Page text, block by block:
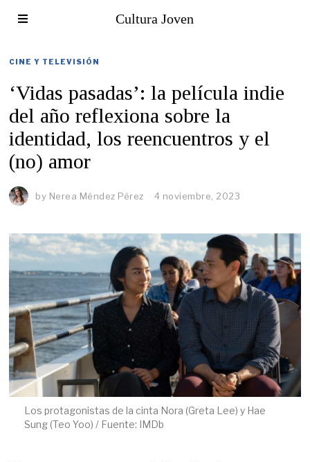
Cultura Joven
CINE Y TELEVISIÓN
‘Vidas pasadas’: la película indie
del año reflexiona sobre la
identidad, los reencuentros y el
(no) amor
by Nerea Méndez Pérez 4 noviembre, 2023
Los protagonistas de la cinta Nora (Greta Lee) y Hae
Sung (Teo Yoo) / Fuente: IMDb